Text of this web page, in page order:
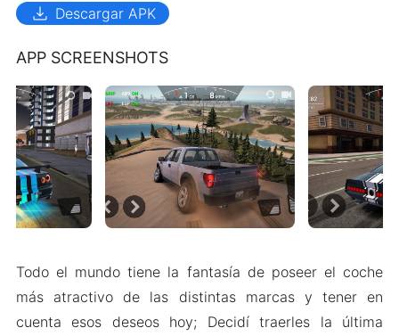
download Descargar APK
APP SCREENSHOTS
Todo el mundo tiene la fantasía de poseer el coche
más atractivo de las distintas marcas y tener en
cuenta esos deseos hoy; Decidí traerles la última